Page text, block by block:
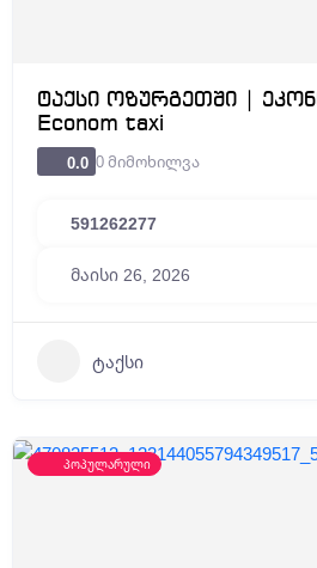
ტაქსი ოზურგეთში |
Econom taxi
0.0 0 მიმოხილვა
591262277
მაისი 26, 2026
ტაქსი
პოპულარული